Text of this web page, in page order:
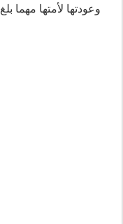
وعودتها لأمتها مهما